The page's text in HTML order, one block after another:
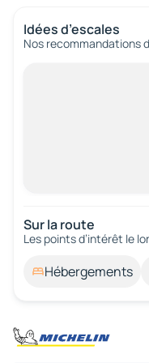
Idées d’escales
Nos recommandations
Sur la route
Les points d’intérêt le
Hébergements